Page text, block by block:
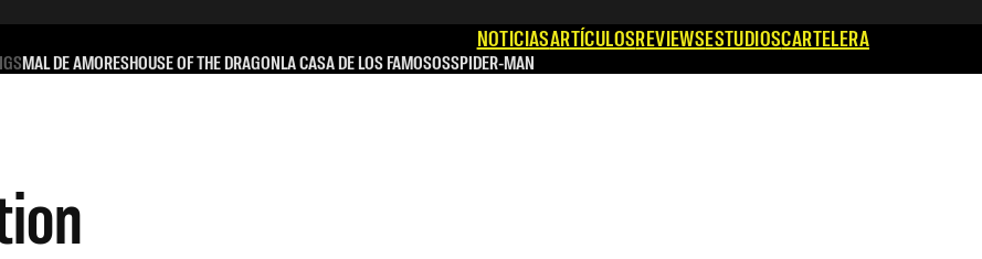
NOTICIASARTÍCULOSREVIEWSESTUDIOSCARTELERA
MAL DE AMORESHOUSE OF THE DRAGONLA CASA DE LOS FAMOSOSSPIDER-MAN